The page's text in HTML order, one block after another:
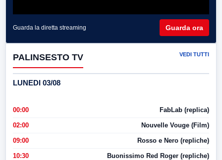
Guarda la diretta streaming Guarda ora
PALINSESTO TV VEDI TUTTI
LUNEDI 03/08
00:00 FabLab (replica)
02:00 Nouvelle Vouge (Film)
09:00 Rosso e Nero (repliche)
10:30 Buonissimo Red Roger (repliche)